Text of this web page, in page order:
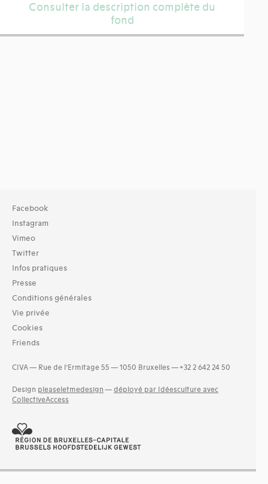
Consulter la description complète du
fond
Facebook
Instagram
Vimeo
Twitter
Infos pratiques
Presse
Conditions générales
Vie privée
Cookies
Friends
CIVA — Rue de l’Ermitage 55 — 1050 Bruxelles — +32 2 642 24 50
Design pleaseletmedesign — déployé par Idéesculture avec
CollectiveAccess